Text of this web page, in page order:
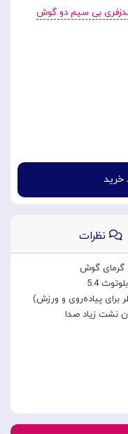
بی سیم دو گوش
خرید
نظرات
5.4
برای پیاده‌روی و ورزش)